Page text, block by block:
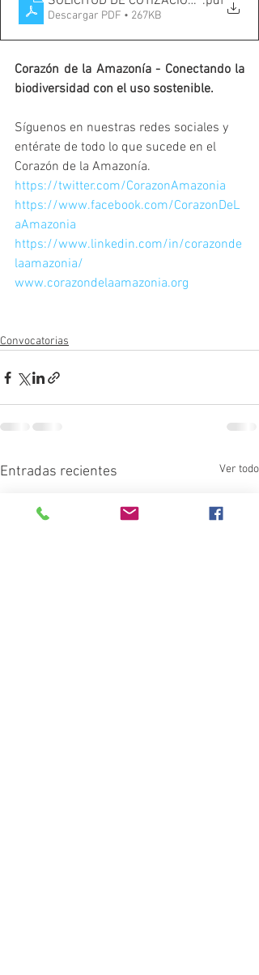
Descargar PDF • 267KB
Corazón de la Amazonía - Conectando la
biodiversidad con el uso sostenible.
Síguenos en nuestras redes sociales y
entérate de todo lo que sucede en el
Corazón de la Amazonía.
https://twitter.com/CorazonAmazonia
https://www.facebook.com/CorazonDeL
aAmazonia
https://www.linkedin.com/in/corazonde
laamazonia/
www.corazondelaamazonia.org
Convocatorias
Entradas recientes Ver todo